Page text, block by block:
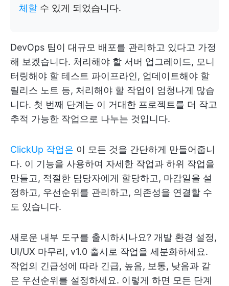
체할 수 있게 되었습니다.
DevOps 팀이 대규모 배포를 관리하고 있다고 가정
해 보겠습니다. 처리해야 할 서버 업그레이드, 모니
터링해야 할 테스트 파이프라인, 업데이트해야 할
릴리스 노트 등, 처리해야 할 작업이 엄청나게 많습
니다. 첫 번째 단계는 이 거대한 프로젝트를 더 작고
추적 가능한 작업으로 나누는 것입니다.
ClickUp 작업은 이 모든 것을 간단하게 만들어줍니
다. 이 기능을 사용하여 자세한 작업과 하위 작업을
만들고, 적절한 담당자에게 할당하고, 마감일을 설
정하고, 우선순위를 관리하고, 의존성을 연결할 수
도 있습니다.
새로운 내부 도구를 출시하시나요? 개발 환경 설정,
UI/UX 마무리, v1.0 출시로 작업을 세분화하세요.
작업의 긴급성에 따라 긴급, 높음, 보통, 낮음과 같
은 우선순위를 설정하세요. 이렇게 하면 모든 단계